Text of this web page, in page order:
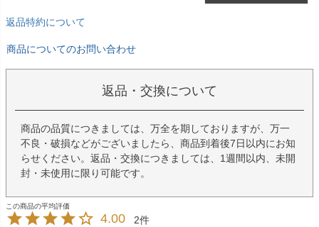
返品特約について
商品についてのお問い合わせ
返品・交換について
商品の品質につきましては、万全を期しておりますが、万一
不良・破損などがございましたら、商品到着後7日以内にお知
らせください。返品・交換につきましては、1週間以内、未開
封・未使用に限り可能です。
4.00 2